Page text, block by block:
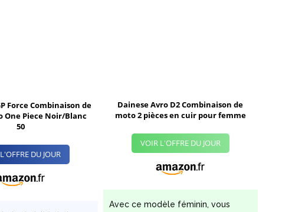
Force Combinaison de
One Piece Noir/Blanc
50
DU JOUR
Dainese Avro D2 Combinaison de
moto 2 pièces en cuir pour femme
VOIR L'OFFRE DU JOUR
Avec ce modèle féminin, vous